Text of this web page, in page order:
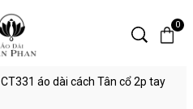
0
CT331 áo dài cách Tân cổ 2p tay